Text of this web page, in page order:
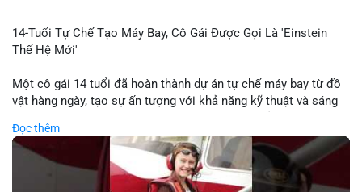
14-Tuổi Tự Chế Tạo Máy Bay, Cô Gái Được Gọi Là 'Einstein
Thế Hệ Mới'
Một cô gái 14 tuổi đã hoàn thành dự án tự chế máy bay từ đồ
vật hàng ngày, tạo sự ấn tượng với khả năng kỹ thuật và sáng
trình cô girl thiết kế, sản xuất và thử nghiệm máy bay, được
nhiều người so sánh với trí tuệ của Einstein. Thành tựu này
không chỉ thể hiện khả năng học tập nhanh chóng mà còn thể
hiện tiềm năng của thế hệ trẻ trong lĩnh vực công nghệ. Mặc dù
Đọc thêm